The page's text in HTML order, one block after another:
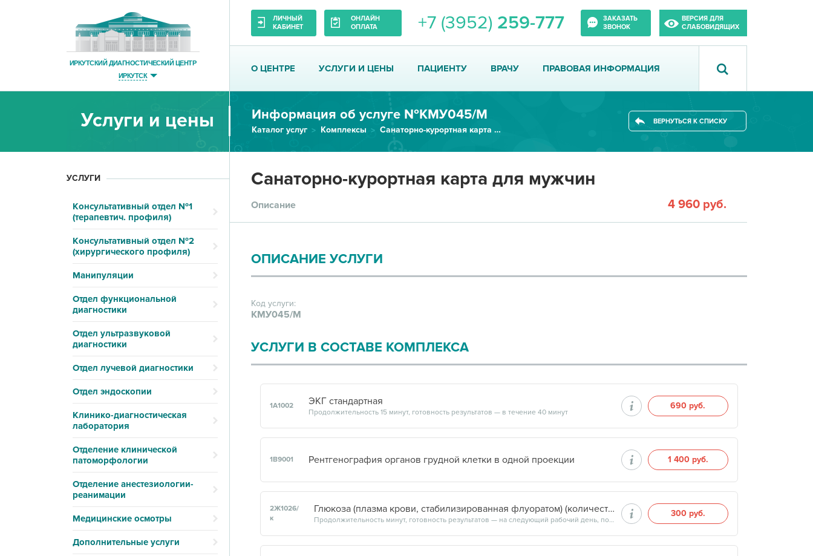
ИРКУТСКИЙ ДИАГНОСТИЧЕСКИЙ ЦЕНТР
ИРКУТСК
ЛИЧНЫЙ
КАБИНЕТ
ОНЛАЙН
ОПЛАТА
+7 (3952) 259-777
ЗАКАЗАТЬ
ЗВОНОК
ВЕРСИЯ ДЛЯ
СЛАБОВИДЯЩИХ
О ЦЕНТРЕ УСЛУГИ И ЦЕНЫ ПАЦИЕНТУ ВРАЧУ ПРАВОВАЯ ИНФОРМАЦИЯ
Услуги и цены Информация об услуге №КМУ045/М
Каталог услуг Комплексы Санаторно-курортная карта для...
ВЕРНУТЬСЯ К СПИСКУ
УСЛУГИ
Консультативный отдел №1
(терапевтич. профиля)
Консультативный отдел №2
(хирургического профиля)
Манипуляции
Отдел функциональной
диагностики
Отдел ультразвуковой
диагностики
Отдел лучевой диагностики
Отдел эндоскопии
Клинико-диагностическая
лаборатория
Отделение клинической
патоморфологии
Отделение анестезиологии-
реанимации
Медицинские осмотры
Дополнительные услуги
Санаторно-курортная карта для мужчин
Описание 4 960 руб.
ОПИСАНИЕ УСЛУГИ
Код услуги:
КМУ045/М
УСЛУГИ В СОСТАВЕ КОМПЛЕКСА
1А1002 ЭКГ стандартная
Продолжительность 15 минут, готовность результатов — в течение 40 минут
690 руб.
1В9001 Рентгенография органов грудной клетки в одной проекции 1 400 руб.
2Ж1026/
к
Глюкоза (плазма крови, стабилизированная флуоратом) (количественный)
Продолжительность минут, готовность результатов — на следующий рабочий день, после 15:00
300 руб.